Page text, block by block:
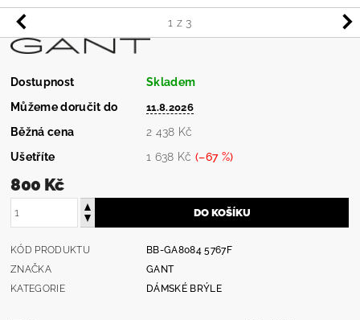
1 z 3
Dostupnost
Skladem
Můžeme doručit do
11.8.2026
Běžná cena
2 438 Kč
Ušetříte
1 638 Kč (–67 %)
800 Kč
KÓD PRODUKTU
BB-GA8084 5767F
ZNAČKA
GANT
KATEGORIE
DÁMSKÉ BRÝLE